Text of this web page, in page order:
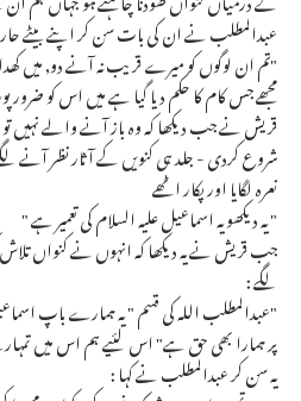
عبدالمطلب نے ان کی بات سن کر اپنے بیٹے
"تم ان لوگوں کو میرے قریب نہ آنے دو, میں
مجھے جس کام کا حکم دیا گیا ہے میں اس کو ضرور
قریش نے جب دیکھا کہ وہ باز آنے والے نہیں
شروع کردی - جلد ہی کنویں کے آثار نظر آنے لگے
نعرہ لگایا اور پکار اٹھے
" یہ دیکھو یہ اسماعیل علیہ السلام کی تعمیر ہے "
جب قریش نے یہ دیکھا کہ انہوں نے کنواں
لگے :
"عبدالمطلب اللہ کی قسم " یہ ہمارے باپ
پر ہمارا بھی حق ہے" اس لئیے ہم اس میں
یہ سن کر عبدالمطلب نے کہا :